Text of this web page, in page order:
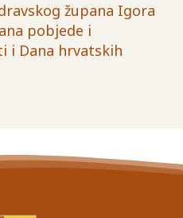
župana Igora
pobjede i
i Dana hrvatskih